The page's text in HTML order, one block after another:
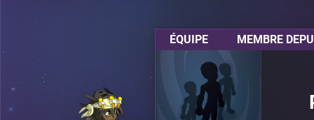
ÉQUIPE MEMBRE